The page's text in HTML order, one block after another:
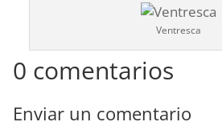
Ventresca
0 comentarios
Enviar un comentario